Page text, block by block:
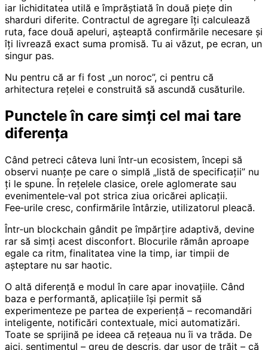
iar lichiditatea utilă e împrăștiată în două piețe din
sharduri diferite. Contractul de agregare îți calculează
ruta, face două apeluri, așteaptă confirmările necesare și
îți livrează exact suma promisă. Tu ai văzut, pe ecran, un
singur pas.
Nu pentru că ar fi fost „un noroc”, ci pentru că
arhitectura rețelei e construită să ascundă cusăturile.
Punctele în care simți cel mai tare
diferența
Când petreci câteva luni într‑un ecosistem, începi să
observi nuanțe pe care o simplă „listă de specificații” nu
ți le spune. În rețelele clasice, orele aglomerate sau
evenimentele‑val pot strica ziua oricărei aplicații.
Fee‑urile cresc, confirmările întârzie, utilizatorul pleacă.
Într‑un blockchain gândit pe împărțire adaptivă, devine
rar să simți acest disconfort. Blocurile rămân aproape
egale ca ritm, finalitatea vine la timp, iar timpii de
așteptare nu sar haotic.
O altă diferență e modul în care apar inovațiile. Când
baza e performantă, aplicațiile își permit să
experimenteze pe partea de experiență – recomandări
inteligente, notificări contextuale, mici automatizări.
Toate se sprijină pe ideea că rețeaua nu îi va trăda. De
aici, sentimentul – greu de descris, dar ușor de trăit – că